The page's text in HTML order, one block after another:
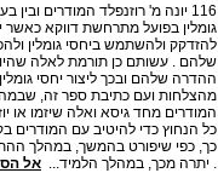
116 יונה מ' רוזנפלד המודרים
גומלין בפועל מתרחשת דווקא
להזדקק ולהשתמש ביחסי גומלין
שלהם . עשותם כן תורמת לאלה שהיו
מהצלחות ועם כתיבת ספר זה,
המודרים מחד גיסא ואלה שיזמו או
כל הנחוץ כדי להיטיב עם המודרים
. יתרה מכך, במהלך הלמיד... אל